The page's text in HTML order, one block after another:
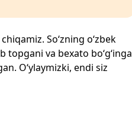
So‘zning o‘zbek
va bexato bo‘g‘inga
O‘ylaymizki, endi siz